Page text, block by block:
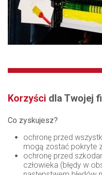
Korzyści dla Twojej
Co zyskujesz?
ochronę przed
mogą zostać pokryte
ochronę przed
człowieka (błędy w